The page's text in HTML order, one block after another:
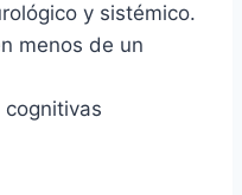
y sistémico.
menos de un